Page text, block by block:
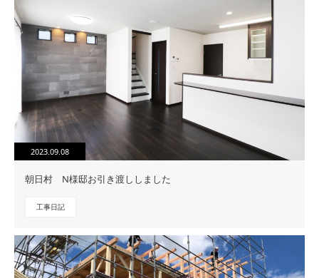
2023.09.08
朝日村 N様邸お引き渡ししました
工事日記